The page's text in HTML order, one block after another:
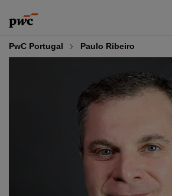
to
content
to
footer
PwC Portugal Paulo Ribeiro